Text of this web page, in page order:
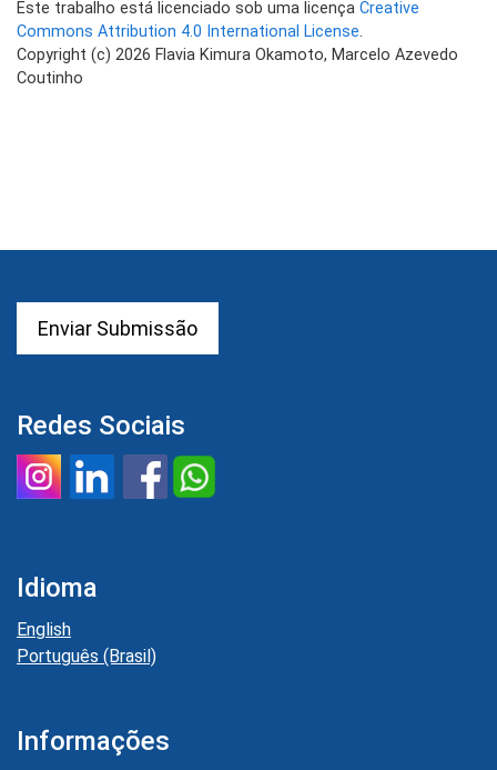
Este trabalho está licenciado sob uma licença Creative
Commons Attribution 4.0 International License.
Copyright (c) 2026 Flavia Kimura Okamoto, Marcelo Azevedo
Coutinho
Enviar Submissão
Redes Sociais
Idioma
English
Português (Brasil)
Informações